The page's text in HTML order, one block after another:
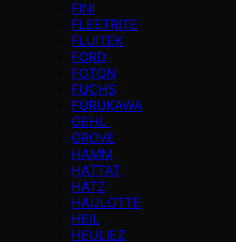
FINI
FLEETRITE
FLUITEK
FORD
FOTON
FUCHS
FURUKAWA
GEHL
GROVE
HAMM
HATTAT
HATZ
HAULOTTE
HEIL
HEULIEZ